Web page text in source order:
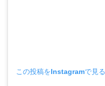
この投稿をInstagramで見る